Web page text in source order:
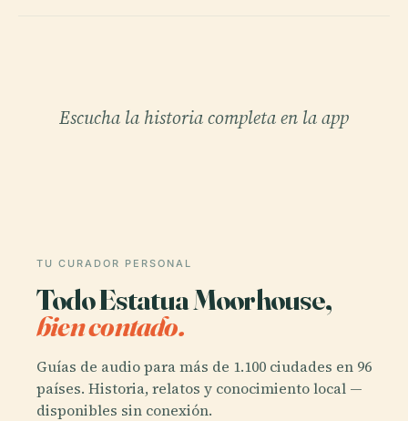
Escucha la historia completa en la app
TU CURADOR PERSONAL
Todo Estatua Moorhouse,
bien contado.
Guías de audio para más de 1.100 ciudades en 96
países. Historia, relatos y conocimiento local —
disponibles sin conexión.